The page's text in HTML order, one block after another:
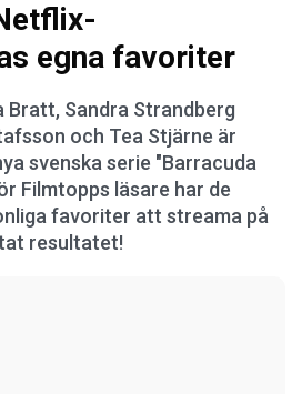
egna favoriter
Bratt, Sandra Strandberg
och Tea Stjärne är
svenska serie "Barracuda
Filmtopps läsare har de
favoriter att streama på
resultatet!